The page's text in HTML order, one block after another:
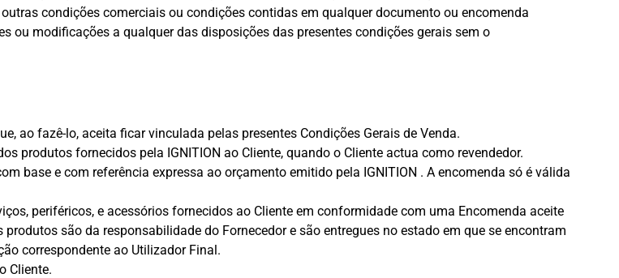
condições comerciais ou condições contidas em qualquer documento ou encomenda
ou modificações a qualquer das disposições das presentes condições gerais sem o
ao fazê-lo, aceita ficar vinculada pelas presentes Condições Gerais de Venda.
produtos fornecidos pela IGNITION ao Cliente, quando o Cliente actua como revendedor.
base e com referência expressa ao orçamento emitido pela IGNITION . A encomenda só é válida
periféricos, e acessórios fornecidos ao Cliente em conformidade com uma Encomenda aceite
são da responsabilidade do Fornecedor e são entregues no estado em que se encontram
correspondente ao Utilizador Final.
Cliente.